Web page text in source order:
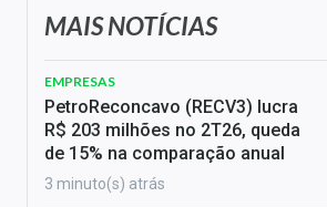
MAIS NOTÍCIAS
EMPRESAS
PetroReconcavo (RECV3) lucra
R$ 203 milhões no 2T26, queda
de 15% na comparação anual
3 minuto(s) atrás